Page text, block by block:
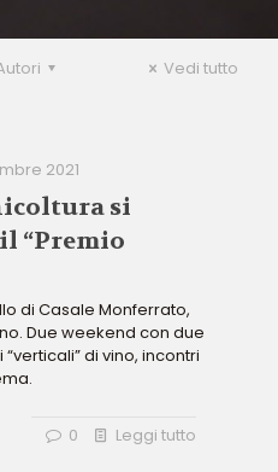
Vedi tutto
2021
si
“Premio
di Casale Monferrato,
Due weekend con due
di vino, incontri
0 Leggi tutto